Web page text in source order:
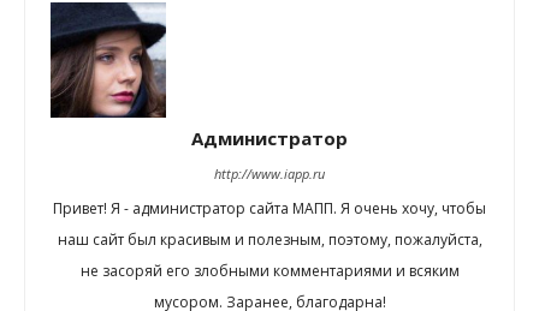
Администратор
http://www.iapp.ru
Привет! Я - администратор сайта МАПП. Я очень хочу, чтобы
наш сайт был красивым и полезным, поэтому, пожалуйста,
не засоряй его злобными комментариями и всяким
мусором. Заранее, благодарна!